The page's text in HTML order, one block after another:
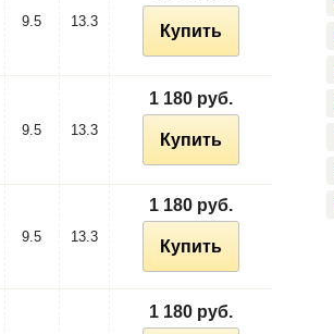
9.5 13.3
Купить
9.5 13.3
1 180 руб.
Купить
9.5 13.3
1 180 руб.
Купить
1 180 руб.